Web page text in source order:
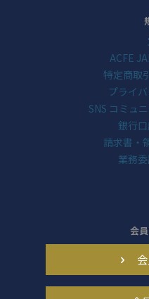
ACFE
特定商取
プライ
SNS コミュ
銀行
請求書・
業務
会